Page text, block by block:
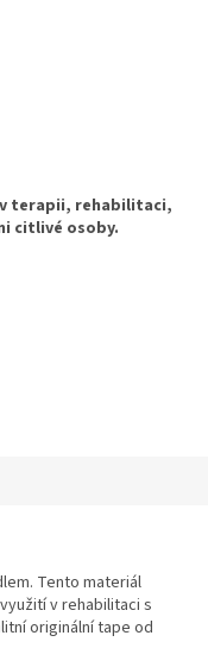
v terapii, rehabilitaci,
citlivé osoby.
Tento materiál
v rehabilitaci s
originální tape od